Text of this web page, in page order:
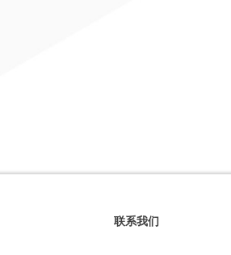
联系我们